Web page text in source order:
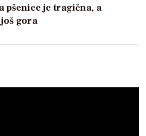
pšenice je tragična, a
gora